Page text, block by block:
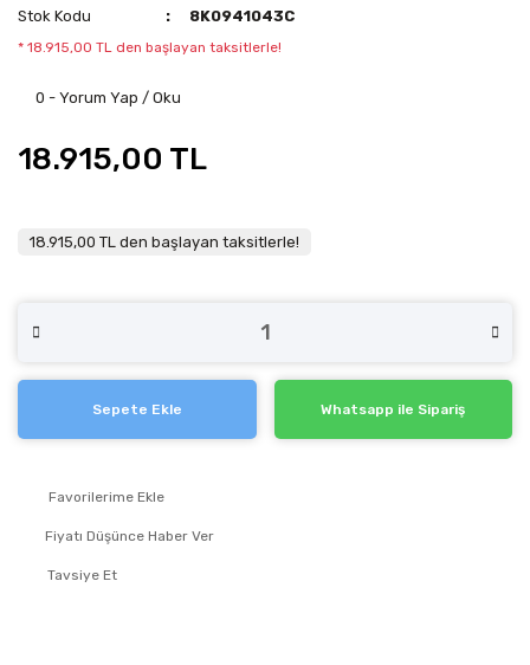
Stok Kodu
8K0941043C
* 18.915,00 TL den başlayan taksitlerle!
0 - Yorum Yap / Oku
18.915,00 TL
18.915,00 TL den başlayan taksitlerle!
Sepete Ekle Whatsapp ile Sipariş
Fiyatı Düşünce Haber Ver
Tavsiye Et